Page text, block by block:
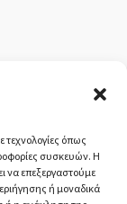
τεχνολογίες όπως
συσκευών. Η
να επεξεργαστούμε
ή μοναδικά